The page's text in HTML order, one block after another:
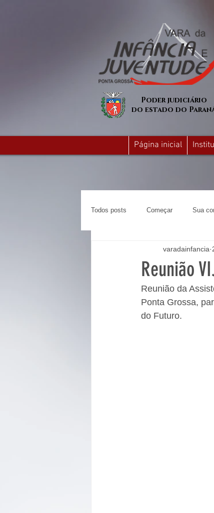
Poder judiciário
do estado do
Página inicial
Todos posts Começar Sua
Reunião
varadainfancia
Reunião da
Ponta Grossa,
do Futuro.